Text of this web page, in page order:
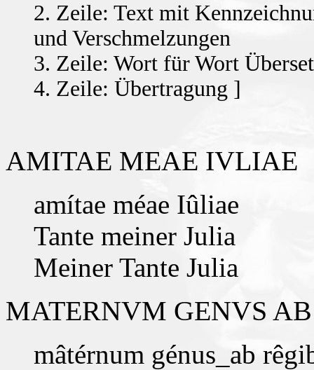
2. Zeile: Text mit
und Verschmelzungen
3. Zeile: Wort für Wort
4. Zeile: Übertragung ]
AMITAE MEAE IVLIAE
amítae méae Iûliae
Tante meiner Julia
Meiner Tante Julia
MATERNVM GENVS
mâtérnum génus_ab